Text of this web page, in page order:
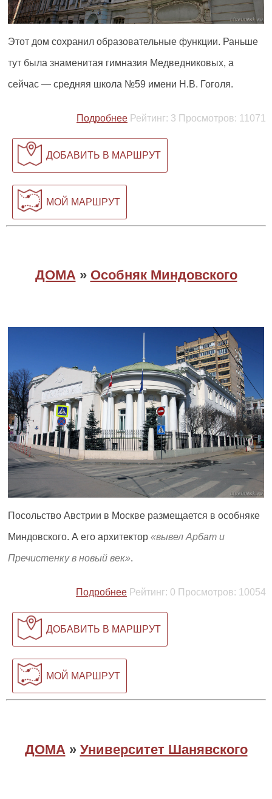
Этот дом сохранил образовательные функции. Раньше
тут была знаменитая гимназия Медведниковых, а
сейчас — средняя школа №59 имени Н.В. Гоголя.
Подробнее Рейтинг: 3 Просмотров: 11071
ДОБАВИТЬ В МАРШРУТ
МОЙ МАРШРУТ
ДОМА » Особняк Миндовского
Посольство Австрии в Москве размещается в особняке
Миндовского. А его архитектор вывел Арбат и
Пречистенку в новый век .
Подробнее Рейтинг: 0 Просмотров: 10054
ДОБАВИТЬ В МАРШРУТ
МОЙ МАРШРУТ
ДОМА » Университет Шанявского